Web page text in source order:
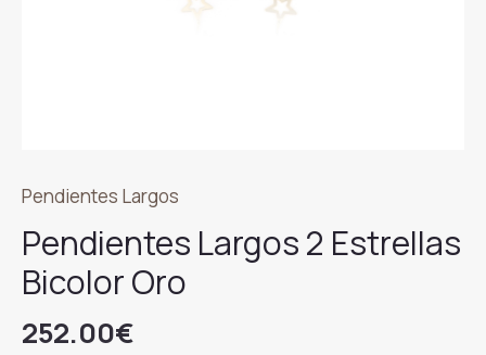
Pendientes Largos
Pendientes Largos 2 Estrellas
Bicolor Oro
252.00€